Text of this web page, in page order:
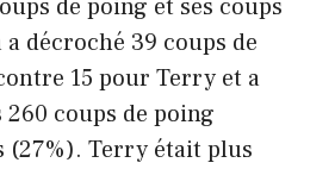
de poing et ses coups
décroché 39 coups de
15 pour Terry et a
260 coups de poing
(27%). Terry était plus